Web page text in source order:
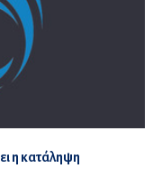
η κατάληψη